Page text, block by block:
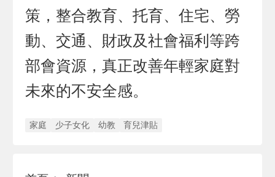
策，整合教育、托育、住宅、勞
動、交通、財政及社會福利等跨
部會資源，真正改善年輕家庭對
未來的不安全感。
家庭 少子女化 幼教 育兒津貼